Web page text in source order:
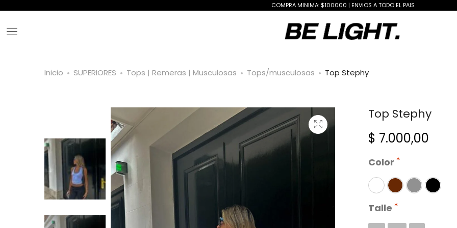
COMPRA MINIMA: $100000 | ENVIOS A TODO EL PAIS
Inicio SUPERIORES Tops | Remeras | Musculosas Tops/musculosas Top Stephy
Top Stephy
$ 7.000,00
Color
Talle